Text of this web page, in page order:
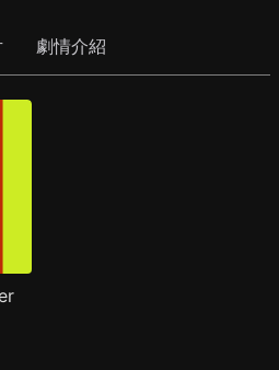
劇情介紹